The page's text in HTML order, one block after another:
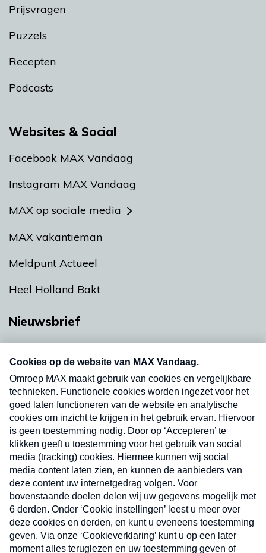
Prijsvragen
Puzzels
Recepten
Podcasts
Websites & Social
Facebook MAX Vandaag
Instagram MAX Vandaag
MAX op sociale media
MAX vakantieman
Meldpunt Actueel
Heel Holland Bakt
Nieuwsbrief
nieuwsbrief. Elke vrijdag- en dinsdagochtend in
uw mailbox.
Verzend
Nieuwsbrief
Neem hier een gratis abonnement op onze